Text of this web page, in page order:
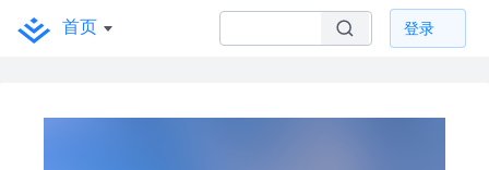
首页 登录